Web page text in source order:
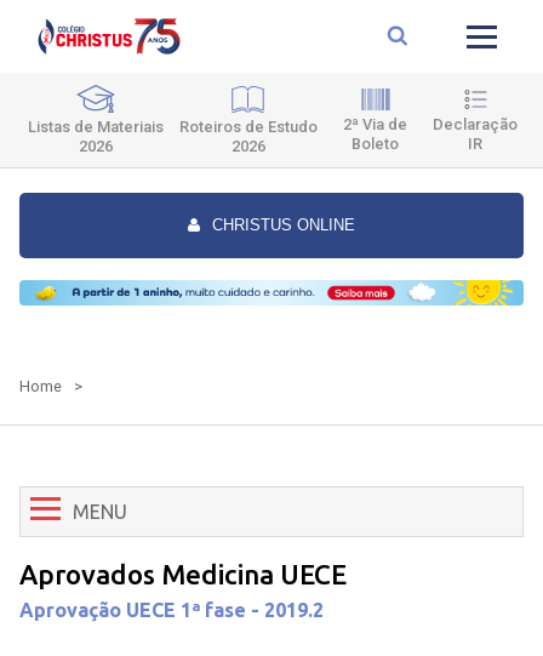
Listas de Materiais
2026
Roteiros de Estudo
2026
2ª Via de
Boleto
Declaração
IR
CHRISTUS ONLINE
Home >
MENU
Aprovados Medicina UECE
Aprovação UECE 1ª fase - 2019.2